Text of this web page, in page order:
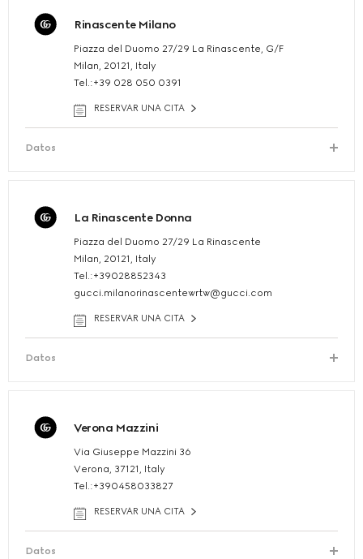
Rinascente Milano
Piazza del Duomo 27/29 La Rinascente, G/F
Milan, 20121, Italy
Tel.:+39 028 050 0391
RESERVAR UNA CITA
Datos
La Rinascente Donna
Piazza del Duomo 27/29 La Rinascente
Milan, 20121, Italy
Tel.:+39028852343
gucci.milanorinascentewrtw@gucci.com
RESERVAR UNA CITA
Datos
Verona Mazzini
Via Giuseppe Mazzini 36
Verona, 37121, Italy
Tel.:+390458033827
RESERVAR UNA CITA
Datos